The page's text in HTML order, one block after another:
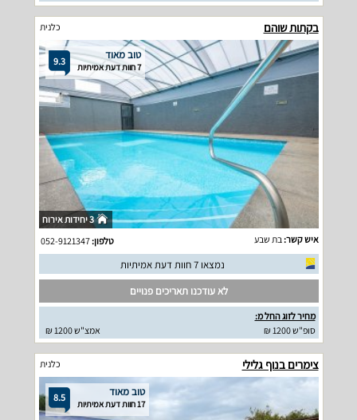
בקתות שוהם כלנית
9.3 טוב מאוד
7 חוות דעת אמיתיות
3 יחידות אירוח
איש קשר: בת שבע טלפון:052-9121347
נמצאו 7 חוות דעת אמיתיות
לא עודכנו תאריכים פנויים
מחיר לזוג החל מ:
סופ"ש 1200 ₪
אמצ"ש 1200 ₪
צימרים בנוף גלילי כלנית
8.5 טוב מאוד
17 חוות דעת אמיתיות